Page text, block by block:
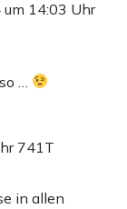
14:03 Uhr
…
741T
in allen